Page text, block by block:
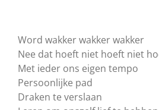
Word wakker wakker wakker
Nee dat hoeft niet hoeft niet
Met ieder ons eigen tempo
Persoonlijke pad
Draken te verslaan